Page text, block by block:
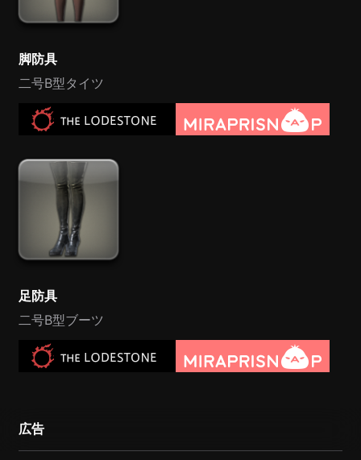
脚防具
二号B型タイツ
足防具
二号B型ブーツ
広告